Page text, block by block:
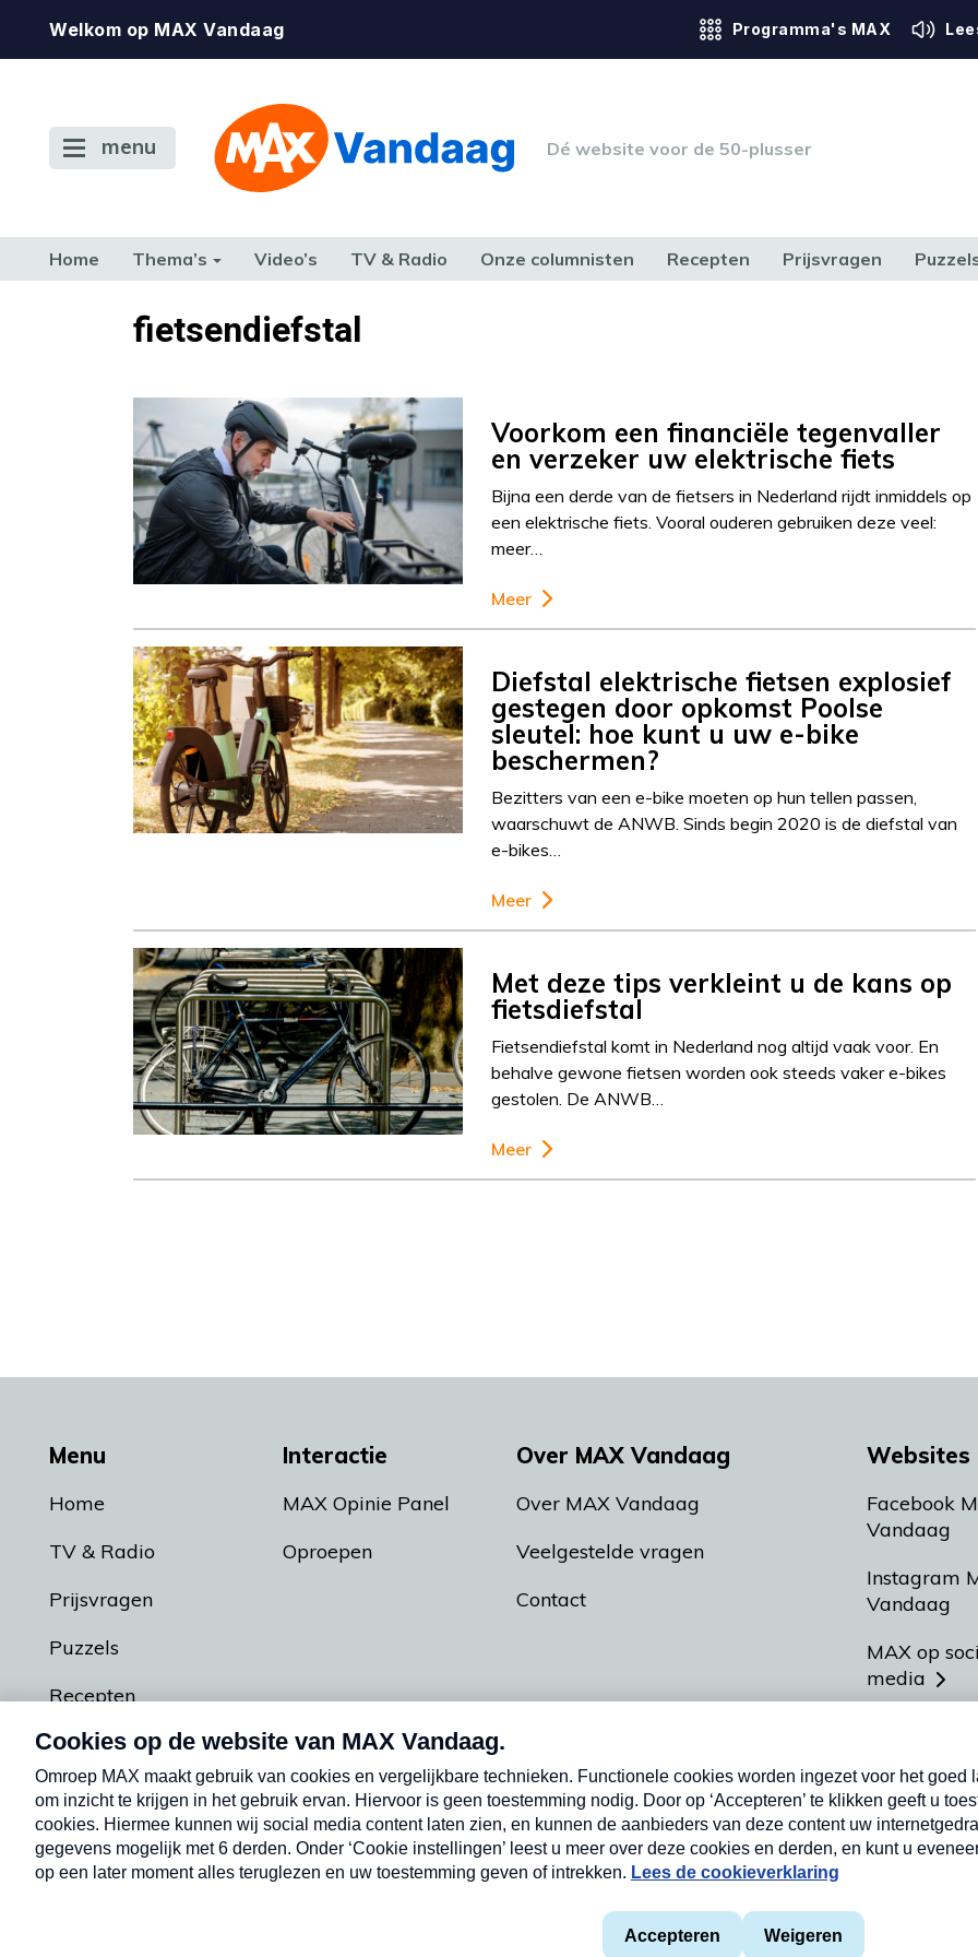
Welkom op MAX Vandaag Programma's MAX
menu Dé website voor de 50-plusser
Home Thema’s Video’s TV & Radio Onze columnisten Recepten Prijsvragen
TERUG NAAR TOENfietsendiefstal
Voorkom een financiële tegenvaller
en verzeker uw elektrische fiets
Bijna een derde van de fietsers in Nederland rijdt inmiddels op
een elektrische fiets. Vooral ouderen gebruiken deze veel:
meer…
Meer
Diefstal elektrische fietsen explosief
gestegen door opkomst Poolse
sleutel: hoe kunt u uw e-bike
beschermen?
Bezitters van een e-bike moeten op hun tellen passen,
waarschuwt de ANWB. Sinds begin 2020 is de diefstal van
e-bikes…
Meer
Met deze tips verkleint u de kans op
fietsdiefstal
Fietsendiefstal komt in Nederland nog altijd vaak voor. En
behalve gewone fietsen worden ook steeds vaker e-bikes
gestolen. De ANWB…
Meer
Menu
Home
TV & Radio
Prijsvragen
Puzzels
Recepten
Podcasts
Interactie
MAX Opinie Panel
Oproepen
Over MAX Vandaag
Over MAX Vandaag
Veelgestelde vragen
Contact
Websites
Facebook
Vandaag
Instagram
Vandaag
MAX op
media
Meldpunt
Heel
Privacyverklaring Cookieverklaring